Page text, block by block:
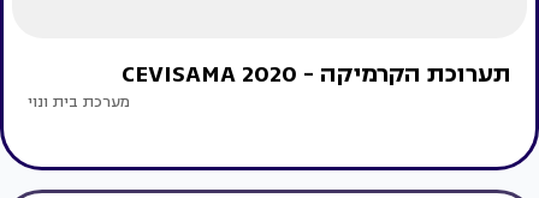
תערוכת הקרמיקה - CEVISAMA 2020
מערכת בית ונוי